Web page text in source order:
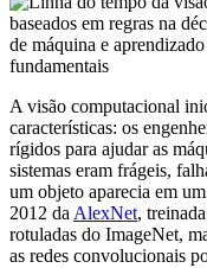
A visão computacional
características: os
rígidos para ajudar as
sistemas eram frágeis,
um objeto aparecia em
2012 da AlexNet,
rotuladas do ImageNet,
as redes convolucionais